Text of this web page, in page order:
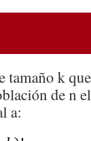
tamaño k
de n
a: